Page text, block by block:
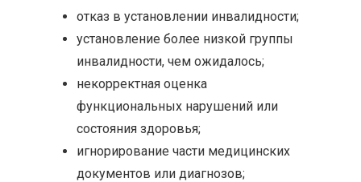
отказ в установлении инвалидности;
установление более низкой группы
инвалидности, чем ожидалось;
некорректная оценка
функциональных нарушений или
состояния здоровья;
игнорирование части медицинских
документов или диагнозов;